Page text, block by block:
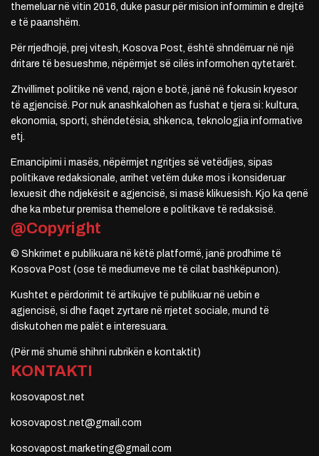
themeluar në vitin 2016, duke pasur për mision informimin e drejtë
e të paanshëm.
Për rrjedhojë, prej vitesh, Kosova Post, është shndërruar në një
dritare të besueshme, nëpërmjet së cilës informohen qytetarët.
Zhvillimet politike në vend, rajon e botë, janë në fokusin kryesor
të agjencisë. Por nuk anashkalohen as fushat e tjera si: kultura,
ekonomia, sporti, shëndetësia, shkenca, teknologjia informative
etj.
Emancipimi i masës, nëpërmjet ngritjes së vetëdijes, sipas
politikave redaksionale, arrihet vetëm duke mos i konsideruar
lexuesit dhe ndjekësit e agjencisë, si masë klikuesish. Kjo ka qenë
dhe ka mbetur premisa themelore e politikave të redaksisë.
@Copyright
© Shkrimet e publikuara në këtë platformë, janë prodhime të
Kosova Post (ose të mediumeve me të cilat bashkëpunon).
Kushtet e përdorimit të artikujve të publikuar në uebin e
agjencisë, si dhe faqet zyrtare në rrjetet sociale, mund të
diskutohen me palët e interesuara.
(Për më shumë shihni rubrikën e kontaktit)
KONTAKTI
kosovapost.net
kosovapost.net@gmail.com
kosovapost.marketing@gmail.com